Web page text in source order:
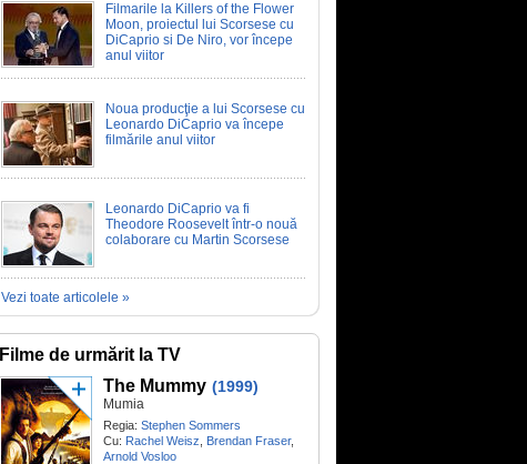
Filmarile la Killers of the Flower
Moon, proiectul lui Scorsese cu
DiCaprio si De Niro, vor începe
anul viitor
Noua producţie a lui Scorsese cu
Leonardo DiCaprio va începe
filmările anul viitor
Leonardo DiCaprio va fi
Theodore Roosevelt într-o nouă
colaborare cu Martin Scorsese
Vezi toate articolele »
Filme de urmărit la TV
The Mummy (1999)
Mumia
Regia: Stephen Sommers
Cu: Rachel Weisz Brendan Fraser,
Arnold Vosloo